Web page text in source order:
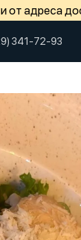
от адреса
341-72-93